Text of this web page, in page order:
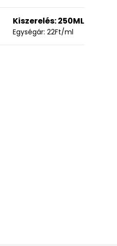
Kiszerelés:250ML
Egységár: 22Ft/ml